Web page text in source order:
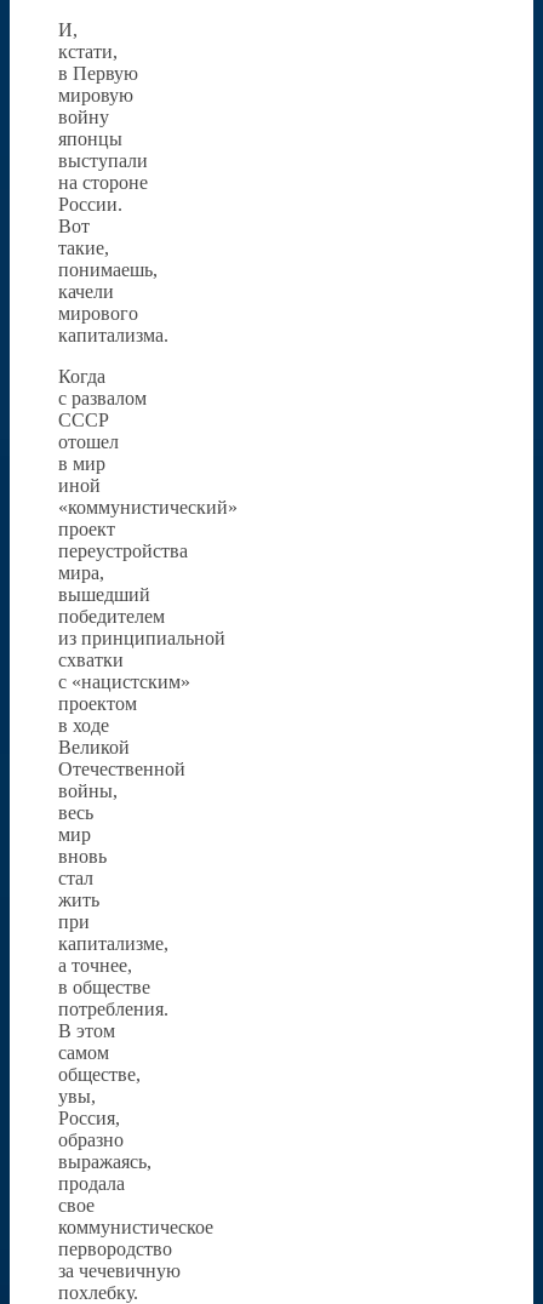
И,
кстати,
в Первую
мировую
войну
японцы
выступали
на стороне
России.
Вот
такие,
понимаешь,
качели
мирового
капитализма.
Когда
с развалом
СССР
отошел
в мир
иной
«коммунистический»
проект
переустройства
мира,
вышедший
победителем
из принципиальной
схватки
с «нацистским»
проектом
в ходе
Великой
Отечественной
войны,
весь
мир
вновь
стал
жить
при
капитализме,
а точнее,
в обществе
потребления.
В этом
самом
обществе,
увы,
Россия,
образно
выражаясь,
продала
свое
коммунистическое
первородство
за чечевичную
похлебку.